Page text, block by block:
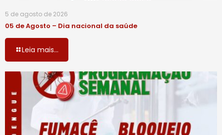
5 de agosto de 2026
05 de Agosto – Dia nacional da saúde
Leia mais...